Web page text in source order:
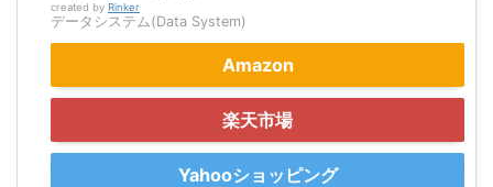
created by Rinker
データシステム(Data System)
Amazon
楽天市場
Yahooショッピング